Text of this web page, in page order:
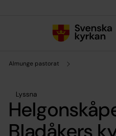
Almunge pastorat
Lyssna